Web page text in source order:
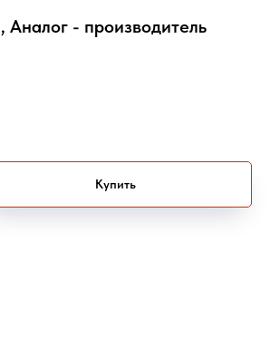
Аналог - производитель
Купить